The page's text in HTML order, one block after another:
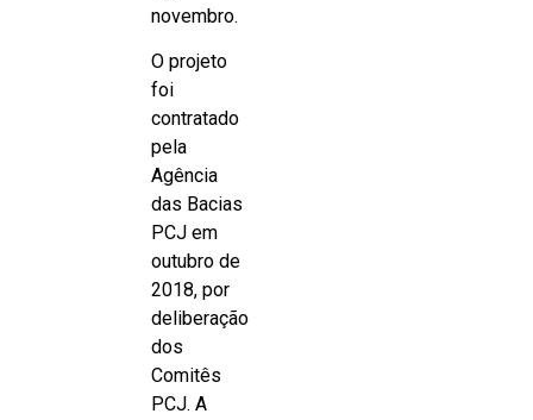
novembro.
O projeto
foi
contratado
pela
Agência
das Bacias
PCJ em
outubro de
2018, por
deliberação
dos
Comitês
PCJ. A